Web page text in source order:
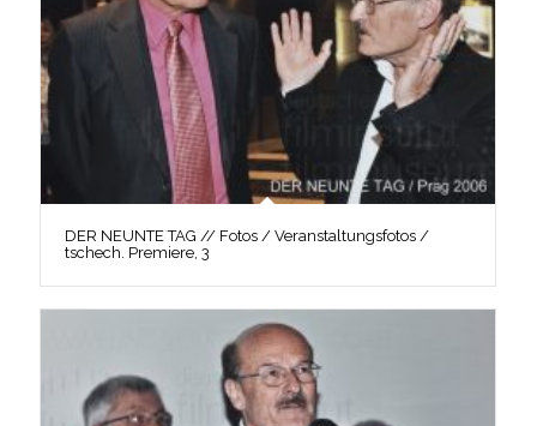
DER NEUNTE TAG // Fotos / Veranstaltungsfotos /
tschech. Premiere, 3